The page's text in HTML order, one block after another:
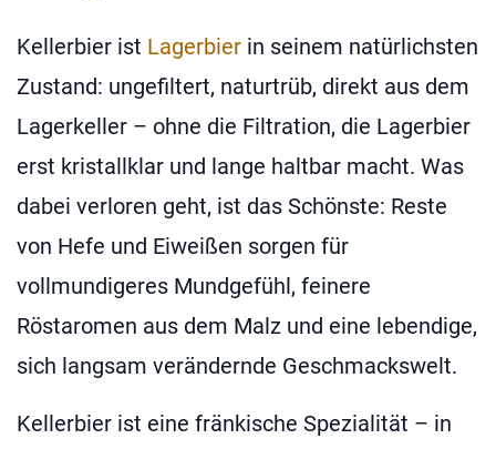
Kellerbier ist Lagerbier in seinem natürlichsten
Zustand: ungefiltert, naturtrüb, direkt aus dem
Lagerkeller – ohne die Filtration, die Lagerbier
erst kristallklar und lange haltbar macht. Was
dabei verloren geht, ist das Schönste: Reste
von Hefe und Eiweißen sorgen für
vollmundigeres Mundgefühl, feinere
Röstaromen aus dem Malz und eine lebendige,
sich langsam verändernde Geschmackswelt.
Kellerbier ist eine fränkische Spezialität – in